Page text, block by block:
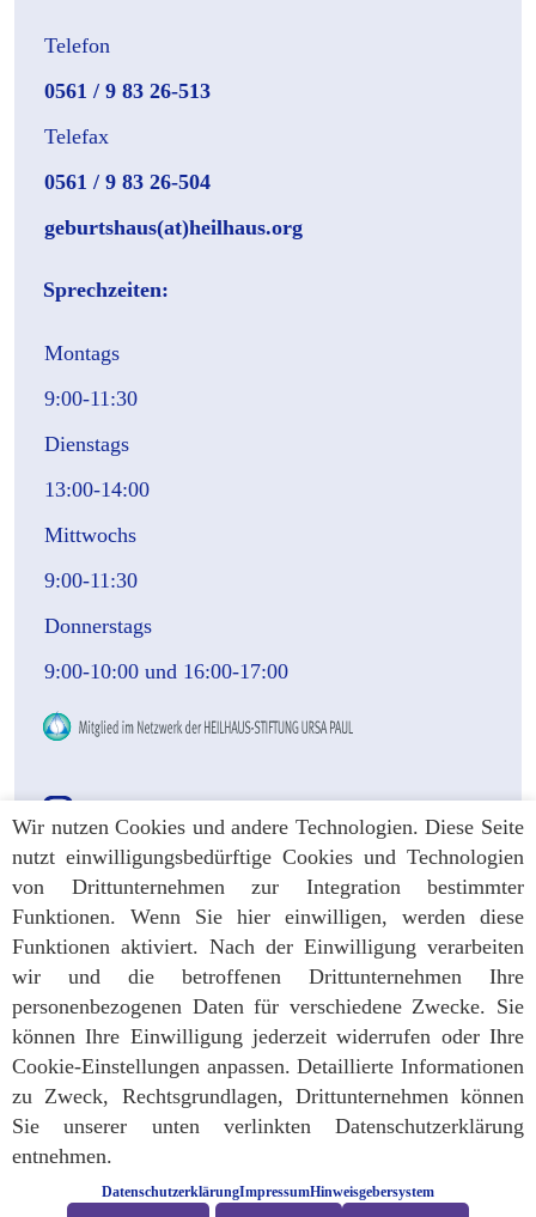
Telefon
0561 / 9 83 26-513
Telefax
0561 / 9 83 26-504
geburtshaus(at)heilhaus.org
Sprechzeiten:
Montags
9:00-11:30
Dienstags
13:00-14:00
Mittwochs
9:00-11:30
Donnerstags
9:00-10:00 und 16:00-17:00
Instagram
Aktuelles
AGB
Datenschutz
Impressum
Hinweisgebersystem
Copyright © Heilhaus 2026
Wir nutzen Cookies und andere Technologien. Diese Seite
nutzt einwilligungsbedürftige Cookies und Technologien
von Drittunternehmen zur Integration bestimmter
Funktionen. Wenn Sie hier einwilligen, werden diese
Funktionen aktiviert. Nach der Einwilligung verarbeiten
wir und die betroffenen Drittunternehmen Ihre
personenbezogenen Daten für verschiedene Zwecke. Sie
können Ihre Einwilligung jederzeit widerrufen oder Ihre
Cookie-Einstellungen anpassen. Detaillierte Informationen
zu Zweck, Rechtsgrundlagen, Drittunternehmen können
Sie unserer unten verlinkten Datenschutzerklärung
entnehmen.
DatenschutzerklärungImpressumHinweisgebersystem